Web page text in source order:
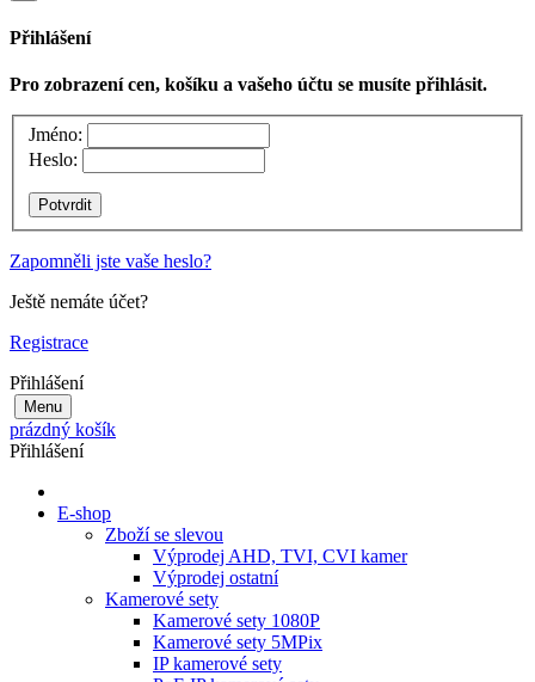
Přihlášení
Pro zobrazení cen, košíku a vašeho účtu se musíte přihlásit.
Jméno:
Heslo:
Zapomněli jste vaše heslo?
Ještě nemáte účet?
Registrace
Přihlášení
Menu
prázdný košík
Přihlášení
E-shop
Zboží se slevou
Výprodej AHD, TVI, CVI kamer
Výprodej ostatní
Kamerové sety
Kamerové sety 1080P
Kamerové sety 5MPix
IP kamerové sety